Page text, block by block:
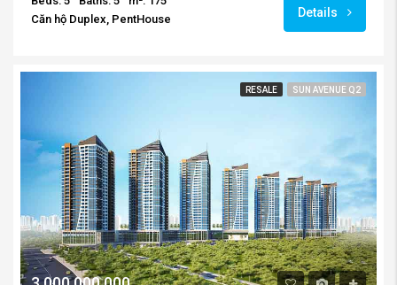
Căn hộ Duplex, PentHouse
Details
RESALE SUN AVENUE Q2